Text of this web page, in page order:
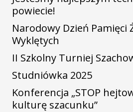
powiecie!
Narodowy Dzień Pamięci
Wyklętych
II Szkolny Turniej
Studniówka 2025
Konferencja „STOP
kulturę szacunku”